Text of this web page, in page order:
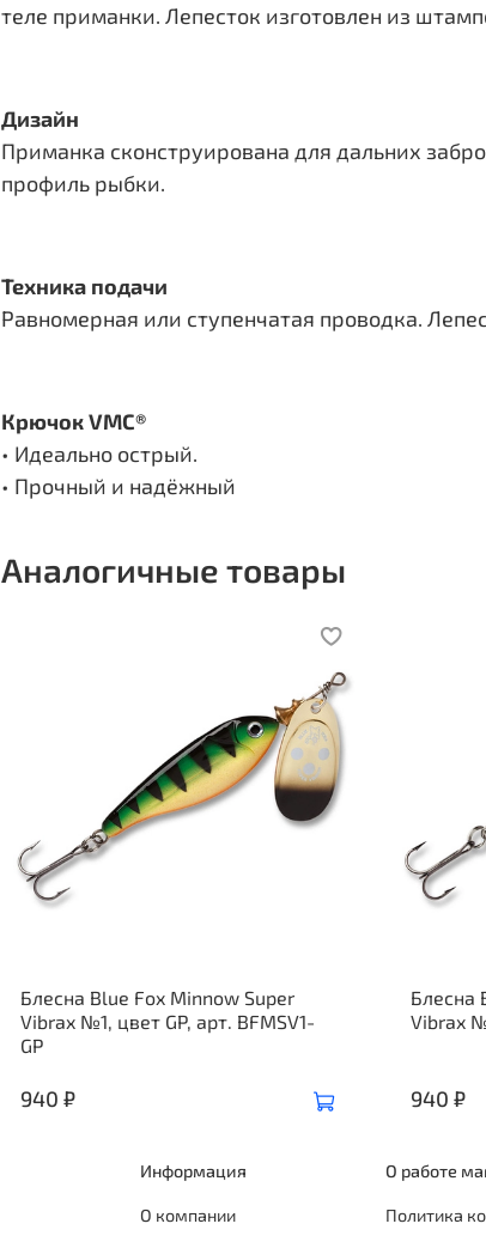
теле приманки. Лепесток изготовлен из
Дизайн
Приманка сконструирована для дальних
профиль рыбки.
Техника подачи
Равномерная или ступенчатая проводка.
Крючок VMC®
• Идеально острый.
• Прочный и надёжный
Аналогичные товары
Блесна Blue Fox Minnow Super
Vibrax №1, цвет GP, арт. BFMSV1-
GP
940 ₽
Блесна
Vibrax
940 ₽
Информация
О компании
О работе
Политика